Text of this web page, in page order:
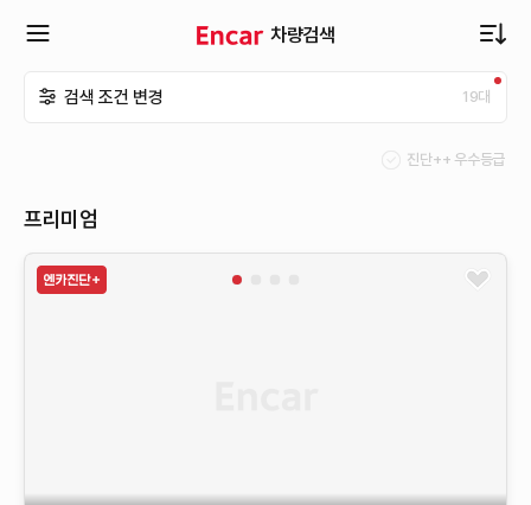
차량검색
뉴
검색 조건 변경 19대
진단++ 우수등급
프리미엄